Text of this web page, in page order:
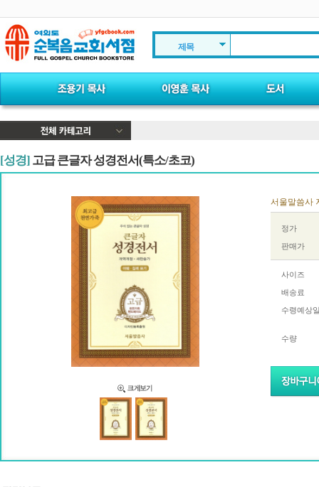
제목
[성경] 고급 큰글자 성경전서(특소/초코)
서울말씀사
정가
판매가
사이즈
배송료
수령예상
수량